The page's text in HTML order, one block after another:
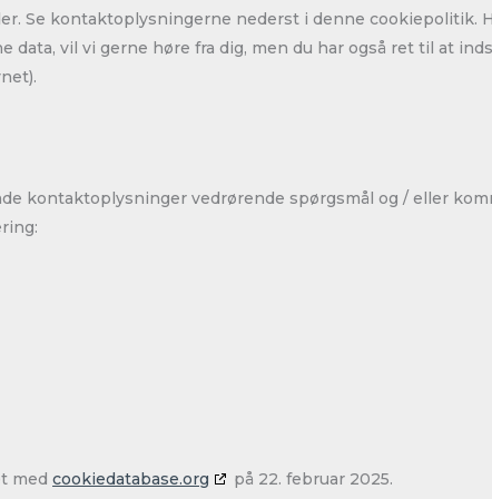
Se kontaktoplysningerne nederst i denne cookiepolitik.
data, vil vi gerne høre fra dig, men du har også ret til at
kontaktoplysninger vedrørende spørgsmål og / eller
medcookiedatabase.org på 22. februar 2025.